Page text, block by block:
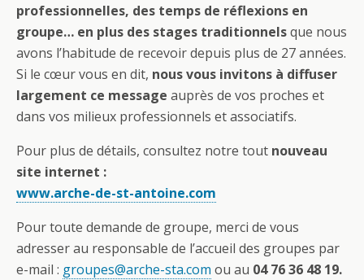
professionnelles, des temps de réflexions en
groupe… en plus des stages traditionnelsque nous
avons l’habitude de recevoir depuis plus de 27 années.
Si le cœur vous en dit, nous vous invitons à diffuser
largement ce message auprès de vos proches et
dans vos milieux professionnels et associatifs.
Pour plus de détails, consultez notre tout nouveau
site internet :
www.arche-de-st-antoine.com
Pour toute demande de groupe, merci de vous
adresser au responsable de l’accueil des groupes par
e-mail : groupes@arche-sta.com ou au 04 76 36 48 19.